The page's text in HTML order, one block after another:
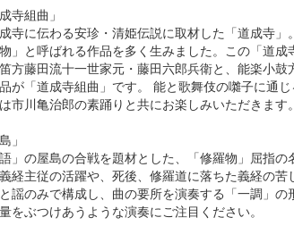
寺組曲」
寺に伝わる安珍・清姫伝説に取材した「道成寺
物」と呼ばれる作品を多く生みました。この「道
方藤田流十一世家元・藤田六郎兵衛と、能楽小
が「道成寺組曲」です。 能と歌舞伎の囃子に通
市川亀治郎の素踊りと共にお楽しみいただきます。
」
語」の屋島の合戦を題材とした、「修羅物」屈指
経主従の活躍や、死後、修羅道に落ちた義経の
謡のみで構成し、曲の要所を演奏する「一調」
をぶつけあうような演奏にご注目ください。